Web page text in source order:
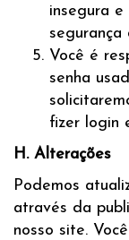
insegura
Você é
senha
fizer login
H. Alterações
Podemos
através da
nosso site.